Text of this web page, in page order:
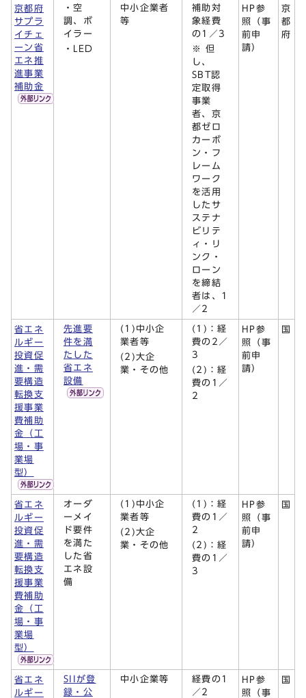
京都府
サプラ
イチェ
ーン省
エネ推
進事業
補助金
・空
調、ボ
イラー
・LED
中小企業者
等
補助対
象経費
の1／3
※ 但
し、
SBT認
定取得
事業
者、京
都ゼロ
カーボ
ン・フ
レーム
ワーク
を活用
したサ
ステナ
ビリテ
ィ・リ
ンク・
ローン
を締結
者は、1
／2
HP参
照（事
前申
請）
京
都
府
省エネ
ルギー
投資促
進・需
要構造
転換支
援事業
費補助
金（工
場・事
業場
型）
先進要
件を満
たした
省エネ
設備
(1)中小企
業者等
(2)大企
業・その他
(1)：経
費の2／
3
(2)：経
費の1／
2
HP参
照（事
前申
請）
国
省エネ
ルギー
投資促
進・需
要構造
転換支
援事業
費補助
金（工
場・事
業場
型）
オーダ
ーメイ
ド要件
を満た
した省
エネ設
備
(1)中小企
業者等
(2)大企
業・その他
(1)：経
費の1／
2
(2)：経
費の1／
3
HP参
照（事
前申
請）
国
省エネ
ルギー
SIIが登
録・公
中小企業等
経費の1
／2
HP参
照（事
国